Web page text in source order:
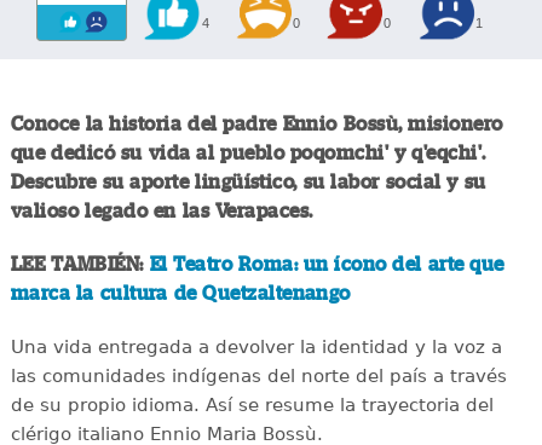
4 0 0 1
Conoce la historia del padre Ennio Bossù, misionero
que dedicó su vida al pueblo poqomchi' y q'eqchi'.
Descubre su aporte lingüístico, su labor social y su
valioso legado en las Verapaces.
LEE TAMBIÉN: El Teatro Roma: un ícono del arte que
marca la cultura de Quetzaltenango
Una vida entregada a devolver la identidad y la voz a
las comunidades indígenas del norte del país a través
de su propio idioma. Así se resume la trayectoria del
clérigo italiano Ennio Maria Bossù.